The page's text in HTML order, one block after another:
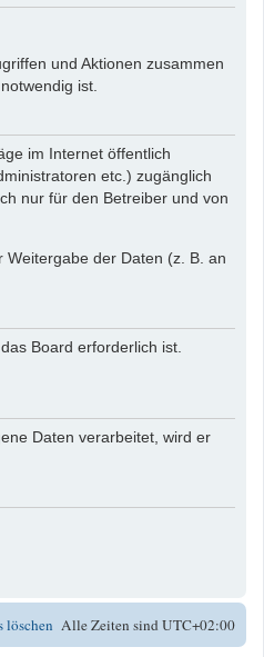
und Aktionen zusammen
ist.
im Internet öffentlich
etc.) zugänglich
nur für den Betreiber und von
der Daten (z. B. an
Board erforderlich ist.
Daten verarbeitet, wird er
Alle Zeiten sindUTC+02:00
löschen